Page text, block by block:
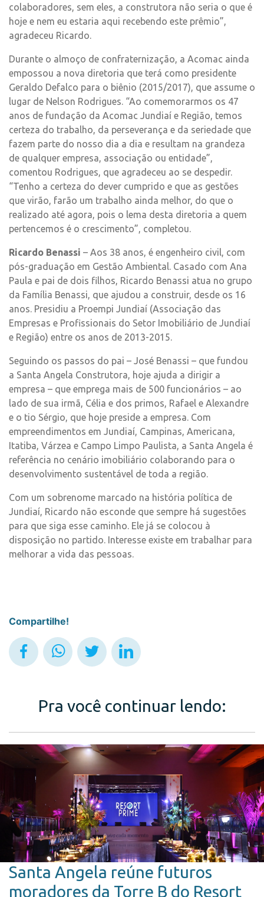
colaboradores, sem eles, a construtora não seria o que é
hoje e nem eu estaria aqui recebendo este prêmio”,
agradeceu Ricardo.
Durante o almoço de confraternização, a Acomac ainda
empossou a nova diretoria que terá como presidente
Geraldo Defalco para o biênio (2015/2017), que assume o
lugar de Nelson Rodrigues. “Ao comemorarmos os 47
anos de fundação da Acomac Jundiaí e Região, temos
certeza do trabalho, da perseverança e da seriedade que
fazem parte do nosso dia a dia e resultam na grandeza
de qualquer empresa, associação ou entidade”,
comentou Rodrigues, que agradeceu ao se despedir.
“Tenho a certeza do dever cumprido e que as gestões
que virão, farão um trabalho ainda melhor, do que o
realizado até agora, pois o lema desta diretoria a quem
pertencemos é o crescimento”, completou.
Ricardo Benassi – Aos 38 anos, é engenheiro civil, com
pós-graduação em Gestão Ambiental. Casado com Ana
Paula e pai de dois filhos, Ricardo Benassi atua no grupo
da Família Benassi, que ajudou a construir, desde os 16
anos. Presidiu a Proempi Jundiaí (Associação das
Empresas e Profissionais do Setor Imobiliário de Jundiaí
e Região) entre os anos de 2013-2015.
Seguindo os passos do pai – José Benassi – que fundou
a Santa Angela Construtora, hoje ajuda a dirigir a
empresa – que emprega mais de 500 funcionários – ao
lado de sua irmã, Célia e dos primos, Rafael e Alexandre
e o tio Sérgio, que hoje preside a empresa. Com
empreendimentos em Jundiaí, Campinas, Americana,
Itatiba, Várzea e Campo Limpo Paulista, a Santa Angela é
referência no cenário imobiliário colaborando para o
desenvolvimento sustentável de toda a região.
Com um sobrenome marcado na história política de
Jundiaí, Ricardo não esconde que sempre há sugestões
para que siga esse caminho. Ele já se colocou à
disposição no partido. Interesse existe em trabalhar para
melhorar a vida das pessoas.
Compartilhe!
Pra você continuar lendo:
Santa Angela reúne futuros
moradores da Torre B do Resort